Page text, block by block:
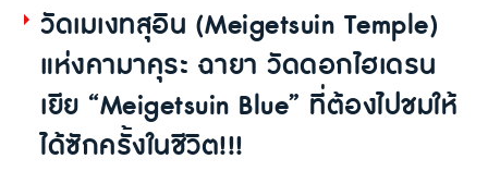
วัดเมเงทสุอิน (Meigetsuin Temple)
แห่งคามาคุระ ฉายา วัดดอกไฮเดรน
เยีย “Meigetsuin Blue” ที่ต้องไปชมให้
ได้ซักครั้งในชีวิต!!!